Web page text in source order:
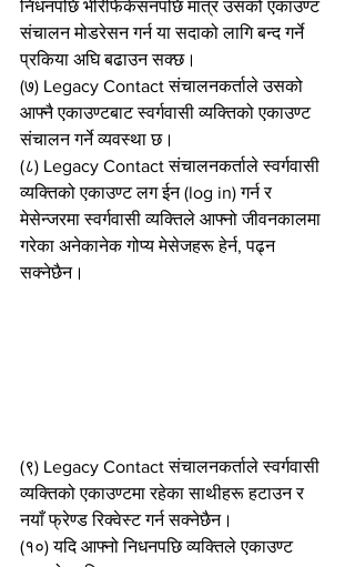
निधनपछि भेरिफिकेसनपछि मात्र उसको एकाउण्ट
संचालन मोडरेसन गर्न या सदाको लागि बन्द गर्ने
प्रकिया अघि बढाउन सक्छ।
(७) Legacy Contact संचालनकर्ताले उसको
आफ्नै एकाउण्टबाट स्वर्गवासी व्यक्तिको एकाउण्ट
संचालन गर्ने व्यवस्था छ।
(८) Legacy Contact संचालनकर्ताले स्वर्गवासी
व्यक्तिको एकाउण्ट लग ईन (log in) गर्न र
मेसेन्जरमा स्वर्गवासी व्यक्तिले आफ्नो जीवनकालमा
गरेका अनेकानेक गोप्य मेसेजहरू हेर्न, पढ्न
सक्नेछैन।
(९) Legacy Contact संचालनकर्ताले स्वर्गवासी
व्यक्तिको एकाउण्टमा रहेका साथीहरू हटाउन र
नयाँ फ्रेण्ड रिक्वेस्ट गर्न सक्नेछैन।
(१०) यदि आफ्नो निधनपछि व्यक्तिले एकाउण्ट